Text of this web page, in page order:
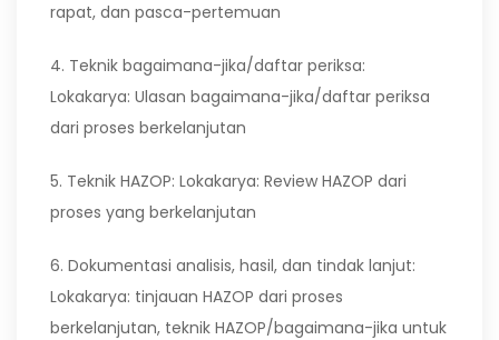
rapat, dan pasca-pertemuan
4. Teknik bagaimana-jika/daftar periksa:
Lokakarya: Ulasan bagaimana-jika/daftar periksa
dari proses berkelanjutan
5. Teknik HAZOP: Lokakarya: Review HAZOP dari
proses yang berkelanjutan
6. Dokumentasi analisis, hasil, dan tindak lanjut:
Lokakarya: tinjauan HAZOP dari proses
berkelanjutan, teknik HAZOP/bagaimana-jika untuk